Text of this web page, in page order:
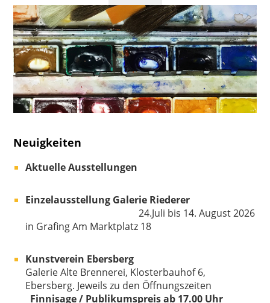
Neuigkeiten
Aktuelle Ausstellungen
Einzelausstellung Galerie Riederer
24.Juli bis 14. August 2026
in Grafing Am Marktplatz 18
Kunstverein Ebersberg
Galerie Alte Brennerei, Klosterbauhof 6,
Ebersberg. Jeweils zu den Öffnungszeiten
Finnisage / Publikumspreis ab 17.00 Uhr